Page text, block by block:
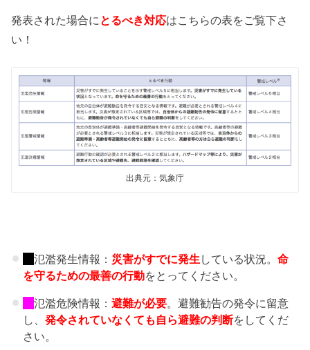
発表された場合に とるべき対応はこちらの表をご覧下さ
い！
出典元：気象庁
氾濫発生情報： 災害がすでに発生 している状況。 命
を守るための最善の行動をとってください。
氾濫危険情報： 避難が必要。避難勧告の発令に留意
し、 発令されていなくても自ら避難の判断をしてくだ
さい。